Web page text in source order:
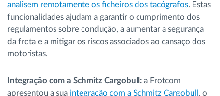
analisem remotamente os ficheiros dos tacógrafos. Estas
funcionalidades ajudam a garantir o cumprimento dos
regulamentos sobre condução, a aumentar a segurança
da frota e a mitigar os riscos associados ao cansaço dos
motoristas.
Integração com a Schmitz Cargobull: a Frotcom
apresentou a sua integração com a Schmitz Cargobull , o